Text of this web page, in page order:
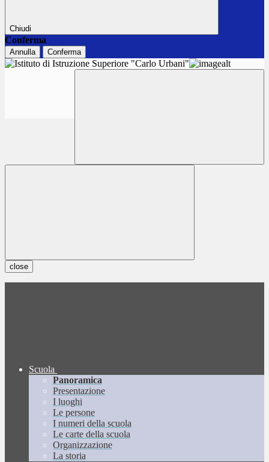
Chiudi
Conferma
Annulla Conferma
close
Scuola
Panoramica
Presentazione
I luoghi
Le persone
I numeri della scuola
Le carte della scuola
Organizzazione
La storia